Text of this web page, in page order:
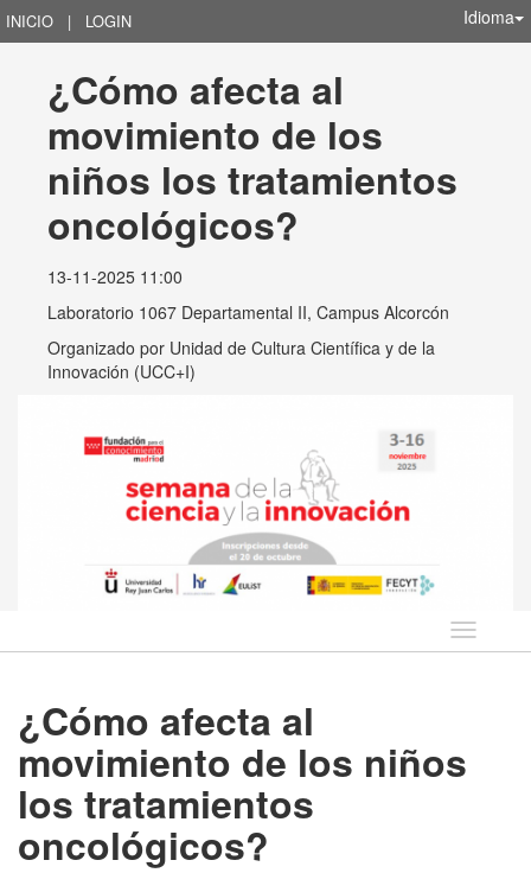
INICIO | LOGIN Idioma
¿Cómo afecta al
movimiento de los
niños los tratamientos
oncológicos?
13-11-2025 11:00
Laboratorio 1067 Departamental II, Campus Alcorcón
Organizado por Unidad de Cultura Científica y de la
Innovación (UCC+I)
Idioma
¿Cómo afecta al
movimiento de los niños
los tratamientos
oncológicos?